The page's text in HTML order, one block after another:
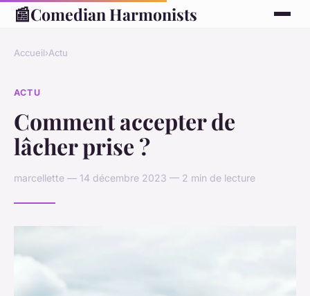
📰Comedian Harmonists
Accueil›Actu
ACTU
Comment accepter de
lâcher prise ?
marcellette — 14 décembre 2023 — 2 min de lecture